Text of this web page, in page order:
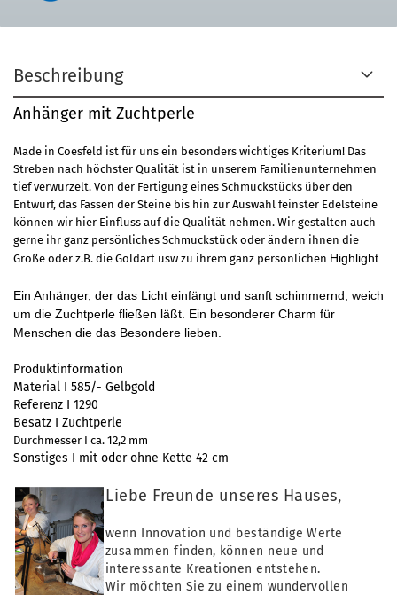
Beschreibung
Anhänger mit Zuchtperle
Made in Coesfeld ist für uns ein besonders wichtiges Kriterium! Das
Streben nach höchster Qualität ist in unserem Familienunternehmen
tief verwurzelt. Von der Fertigung eines Schmuckstücks über den
Entwurf, das Fassen der Steine bis hin zur Auswahl feinster Edelsteine
können wir hier Einfluss auf die Qualität nehmen. Wir gestalten auch
gerne ihr ganz persönliches Schmuckstück oder ändern ihnen die
Größe oder z.B. die Goldart usw zu ihrem ganz persönlichen Highlight.
Ein Anhänger, der das Licht einfängt und sanft schimmernd, weich
um die Zuchtperle fließen läßt. Ein besonderer Charm für
Menschen die das Besondere lieben.
Produktinformation
Material I 585/- Gelbgold
Referenz I 1290
Besatz I Zuchtperle
Durchmesser I ca. 12,2 mm
Sonstiges I mit oder ohne Kette 42 cm
Liebe Freunde unseres Hauses,
wenn Innovation und beständige Werte
zusammen finden, können neue und
interessante Kreationen entstehen.
Wir möchten Sie zu einem wundervollen